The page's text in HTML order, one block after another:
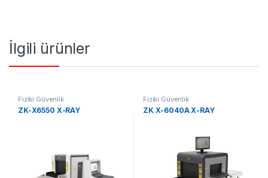
İlgili ürünler
Fiziki Güvenlik
ZK-X6550 X-RAY
Fiziki Güvenlik
ZK X-6040A X-RAY